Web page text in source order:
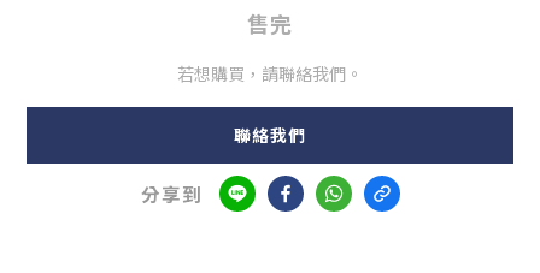
售完
若想購買，請聯絡我們。
聯絡我們
分享到